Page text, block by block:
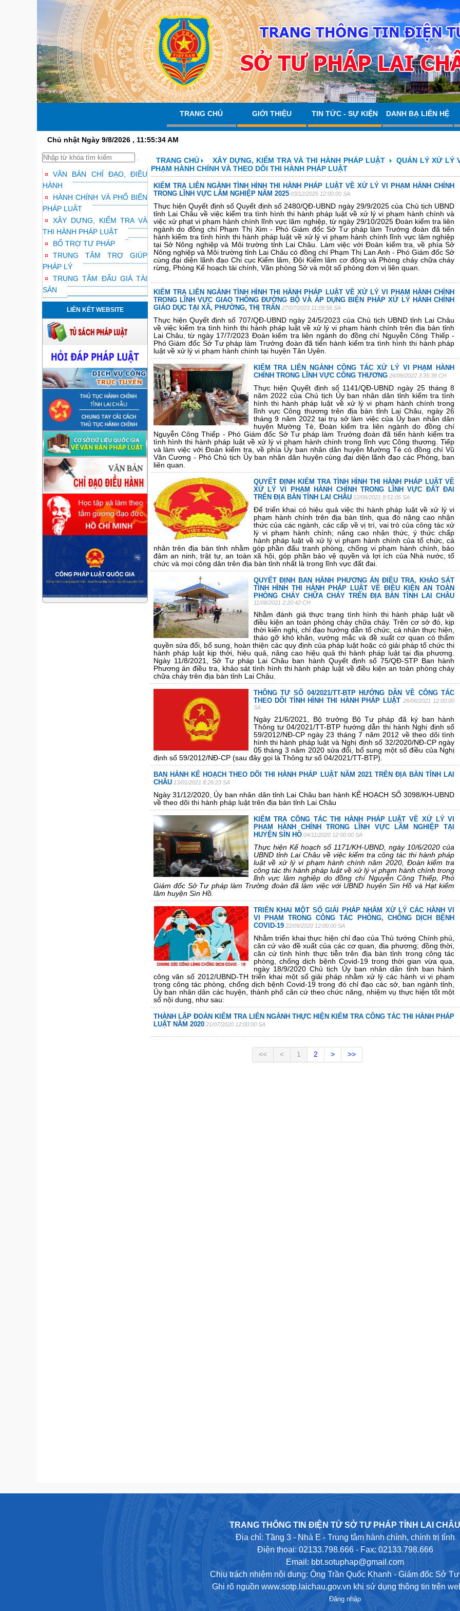
TRANG CHỦ GIỚI THIỆU TIN TỨC - SỰ KIỆN DANH BẠ LIÊN HỆ
Chủ nhật Ngày 9/8/2026 , 11:55:35 AM
VĂN BẢN CHỈ ĐẠO, ĐIỀU
HÀNH
HÀNH CHÍNH VÀ PHỔ BIẾN
PHÁP LUẬT
XÂY DỰNG, KIỂM TRA VÀ
THI HÀNH PHÁP LUẬT
BỔ TRỢ TƯ PHÁP
TRUNG TÂM TRỢ GIÚP
PHÁP LÝ
TRUNG TÂM ĐẤU GIÁ TÀI
SẢN
LIÊN KẾT WEBSITE
TRANG CHỦ XÂY DỰNG, KIỂM TRA VÀ THI HÀNH PHÁP LUẬT
QUẢN LÝ XỬ LÝ
PHẠM HÀNH CHÍNH VÀ THEO DÕI THI HÀNH PHÁP LUẬT
KIỂM TRA LIÊN NGÀNH TÌNH HÌNH THI HÀNH PHÁP LUẬT VỀ XỬ LÝ VI PHẠM HÀNH CHÍNH
TRONG LĨNH VỰC LÂM NGHIỆP NĂM 202503/12/2025 12:00:00 SA
Thực hiện Quyết định số Quyết định số 2480/QĐ-UBND ngày 29/9/2025 của Chủ tịch UBND
tỉnh Lai Châu về việc kiểm tra tình hình thi hành pháp luật về xử lý vi phạm hành chính và
việc xử phạt vi phạm hành chính lĩnh vực lâm nghiệp, từ ngày 29/10/2025 Đoàn kiểm tra liên
ngành do đồng chí Phạm Thị Xim - Phó Giám đốc Sở Tư pháp làm Trưởng đoàn đã tiến
hành kiểm tra tình hình thi hành pháp luật về xử lý vi phạm hành chính lĩnh vực lâm nghiệp
tại Sở Nông nghiệp và Môi trường tỉnh Lai Châu. Làm việc với Đoàn kiểm tra, về phía Sở
Nông nghiệp và Môi trường tỉnh Lai Châu có đồng chí Phạm Thị Lan Anh - Phó Giám đốc Sở
cùng đại diện lãnh đạo Chi cục Kiểm lâm, Đội Kiểm lâm cơ động và Phòng cháy chữa cháy
rừng, Phòng Kế hoạch tài chính, Văn phòng Sở và một số phòng đơn vị liên quan.
KIỂM TRA LIÊN NGÀNH TÌNH HÌNH THI HÀNH PHÁP LUẬT VỀ XỬ LÝ VI PHẠM HÀNH CHÍNH
TRONG LĨNH VỰC GIAO THÔNG ĐƯỜNG BỘ VÀ ÁP DỤNG BIỆN PHÁP XỬ LÝ HÀNH CHÍNH
GIÁO DỤC TẠI XÃ, PHƯỜNG, THỊ TRẤN 27/07/2023 11:09:56 SA
Thực hiện Quyết định số 707/QĐ-UBND ngày 24/5/2023 của Chủ tịch UBND tỉnh Lai Châu
về việc kiểm tra tình hình thi hành pháp luật về xử lý vi phạm hành chính trên địa bàn tỉnh
Lai Châu, từ ngày 17/7/2023 Đoàn kiểm tra liên ngành do đồng chí Nguyễn Công Thiếp -
Phó Giám đốc Sở Tư pháp làm Trưởng đoàn đã tiến hành kiểm tra tình hình thi hành pháp
luật về xử lý vi phạm hành chính tại huyện Tân Uyên.
KIỂM TRA LIÊN NGÀNH CÔNG TÁC XỬ LÝ VI PHẠM HÀNH
CHÍNH TRONG LĨNH VỰC CÔNG THƯƠNG26/09/2022 3:35:39 CH
Thực hiện Quyết định số 1141/QĐ-UBND ngày 25 tháng 8
năm 2022 của Chủ tịch Ủy ban nhân dân tỉnh kiểm tra tình
hình thi hành pháp luật về xử lý vi phạm hành chính trong
lĩnh vực Công thương trên địa bàn tỉnh Lai Châu, ngày 26
tháng 9 năm 2022 tại trụ sở làm việc của Ủy ban nhân dân
huyện Mường Tè, Đoàn kiểm tra liên ngành do đồng chí
Nguyễn Công Thiếp - Phó Giám đốc Sở Tư pháp làm Trưởng đoàn đã tiến hành kiểm tra
tình hình thi hành pháp luật về xử lý vi phạm hành chính trong lĩnh vực Công thương. Tiếp
và làm việc với Đoàn kiểm tra, về phía Ủy ban nhân dân huyện Mường Tè có đồng chí Vũ
Văn Cương - Phó Chủ tịch Ủy ban nhân dân huyện cùng đại diện lãnh đạo các Phòng, ban
liên quan.
QUYẾT ĐỊNH KIỂM TRA TÌNH HÌNH THI HÀNH PHÁP LUẬT VỀ
XỬ LÝ VI PHẠM HÀNH CHÍNH TRONG LĨNH VỰC ĐẤT ĐAI
TRÊN ĐỊA BÀN TỈNH LAI CHÂU12/08/2021 8:51:05 SA
Để triển khai có hiệu quả việc thi hành pháp luật về xử lý vi
phạm hành chính trên địa bàn tỉnh, qua đó nâng cao nhận
thức của các ngành, các cấp về vị trí, vai trò của công tác xử
lý vi phạm hành chính; nâng cao nhận thức, ý thức chấp
hành pháp luật về xử lý vi phạm hành chính của tổ chức, cá
nhân trên địa bàn tỉnh nhằm góp phần đấu tranh phòng, chống vi phạm hành chính, bảo
đảm an ninh, trật tự, an toàn xã hội, góp phần bảo vệ quyền và lợi ích của Nhà nước, tổ
chức và mọi công dân trên địa bàn tỉnh nhất là trong lĩnh vực đất đai.
QUYẾT ĐỊNH BAN HÀNH PHƯƠNG ÁN ĐIỀU TRA, KHẢO SÁT
TÌNH HÌNH THI HÀNH PHÁP LUẬT VỀ ĐIỀU KIỆN AN TOÀN
PHÒNG CHÁY CHỮA CHÁY TRÊN ĐỊA BÀN TỈNH LAI CHÂU
11/08/2021 2:20:42 CH
Nhằm đánh giá thực trạng tình hình thi hành pháp luật về
điều kiện an toàn phòng cháy chữa cháy. Trên cơ sở đó, kịp
thời kiến nghị, chỉ đạo hướng dẫn tổ chức, cá nhân thực hiện,
tháo gỡ khó khăn, vướng mắc và đề xuất cơ quan có thẩm
quyền sửa đổi, bổ sung, hoàn thiện các quy định của pháp luật hoặc có giải pháp tổ chức thi
hành pháp luật kịp thời, hiệu quả, nâng cao hiệu quả thi hành pháp luật tại địa phương.
Ngày 11/8/2021, Sở Tư pháp Lai Châu ban hành Quyết định số 75/QĐ-STP Ban hành
Phương án điều tra, khảo sát tình hình thi hành pháp luật về điều kiện an toàn phòng cháy
chữa cháy trên địa bàn tỉnh Lai Châu.
THÔNG TƯ SỐ 04/2021/TT-BTP HƯỚNG DẪN VỀ CÔNG TÁC
THEO DÕI TÌNH HÌNH THI HÀNH PHÁP LUẬT 26/06/2021 12:00:00
SA
Ngày 21/6/2021, Bộ trưởng Bộ Tư pháp đã ký ban hành
Thông tư 04/2021/TT-BTP hướng dẫn thi hành Nghị định số
59/2012/NĐ-CP ngày 23 tháng 7 năm 2012 về theo dõi tình
hình thi hành pháp luật và Nghị định số 32/2020/NĐ-CP ngày
05 tháng 3 năm 2020 sửa đổi, bổ sung một số điều của Nghị
định số 59/2012/NĐ-CP (sau đây gọi là Thông tư số 04/2021/TT-BTP).
BAN HÀNH KẾ HOẠCH THEO DÕI THI HÀNH PHÁP LUẬT NĂM 2021 TRÊN ĐỊA BÀN TỈNH LAI
CHÂU13/01/2021 8:26:23 SA
Ngày 31/12/2020, Ủy ban nhân dân tỉnh Lai Châu ban hành KẾ HOẠCH SỐ 3098/KH-UBND
về theo dõi thi hành pháp luật trên địa bàn tỉnh Lai Châu
KIỂM TRA CÔNG TÁC THI HÀNH PHÁP LUẬT VỀ XỬ LÝ VI
PHẠM HÀNH CHÍNH TRONG LĨNH VỰC LÂM NGHIỆP TẠI
HUYỆN SÌN HỒ04/11/2020 12:00:00 SA
Thực hiện Kế hoạch số 1171/KH-UBND, ngày 10/6/2020 của
UBND tỉnh Lai Châu về việc kiểm tra công tác thi hành pháp
luật về xử lý vi phạm hành chính năm 2020, Đoàn kiểm tra
công tác thi hành pháp luật về xử lý vi phạm hành chính trong
lĩnh vực lâm nghiệp do đồng chí Nguyễn Công Thiếp, Phó
Giám đốc Sở Tư pháp làm Trưởng đoàn đã làm việc với UBND huyện Sìn Hồ và Hạt kiểm
lâm huyện Sìn Hồ.
TRIỂN KHAI MỘT SỐ GIẢI PHÁP NHẰM XỬ LÝ CÁC HÀNH VI
VI PHẠM TRONG CÔNG TÁC PHÒNG, CHỐNG DỊCH BỆNH
COVID-1922/09/2020 12:00:00 SA
Nhằm triển khai thực hiện chỉ đạo của Thủ tướng Chính phủ,
căn cứ vào đề xuất của các cơ quan, địa phương; đồng thời,
căn cứ tình hình thực tiễn trên địa bàn tỉnh trong công tác
phòng, chống dịch bệnh Covid-19 trong thời gian vừa qua,
ngày 18/9/2020 Chủ tịch Ủy ban nhân dân tỉnh ban hành
công văn số 2012/UBND-TH triển khai một số giải pháp nhằm xử lý các hành vi vi phạm
trong công tác phòng, chống dịch bệnh Covid-19 trong đó chỉ đạo các sở, ban ngành tỉnh,
Ủy ban nhân dân các huyện, thành phố căn cứ theo chức năng, nhiệm vụ thực hiện tốt một
số nội dung, như sau:
THÀNH LẬP ĐOÀN KIỂM TRA LIÊN NGÀNH THỰC HIỆN KIỂM TRA CÔNG TÁC THI HÀNH PHÁP
LUẬT NĂM 202021/07/2020 12:00:00 SA
<< < 1 2 > >>
TRANG THÔNG TIN ĐIỆN TỬ SỞ TƯ PHÁP TỈNH LAI CHÂU
Địa chỉ: Tầng 3 - Nhà E - Trung tâm hành chính, chính trị tỉnh
Điện thoại: 02133.798.666 - Fax: 02133.798.666
Email: bbt.sotuphap@gmail.com
Chịu trách nhiệm nội dung: Ông Trần Quốc Khanh - Giám đốc Sở
Ghi rõ nguồn www.sotp.laichau.gov.vn khi sử dụng thông tin trên
Đăng nhập